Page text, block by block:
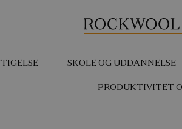
SKOLE OG UDDANNELSE
PRODUKTIVITET